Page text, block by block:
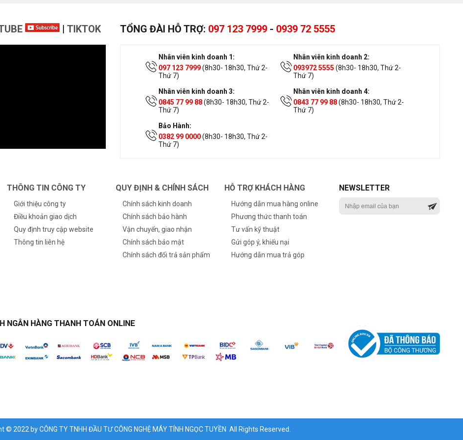
| TIKTOK TỔNG ĐÀI HỖ TRỢ: 097 123 7999 - 0939 72 5555
Nhân viên kinh doanh 1:
097 123 7999(8h30- 18h30, Thứ 2-
Thứ 7)
Nhân viên kinh doanh 2:
093972 5555 (8h30- 18h30, Thứ 2-
Thứ 7)
Nhân viên kinh doanh 3:
0845 77 99 88(8h30- 18h30, Thứ 2-
Thứ 7)
Nhân viên kinh doanh 4:
0843 77 99 88(8h30- 18h30, Thứ 2-
Thứ 7)
Bảo Hành:
0382 99 0000(8h30- 18h30, Thứ 2-
Thứ 7)
THÔNG TIN CÔNG TY
Giới thiệu công ty
Điều khoản giao dịch
Quy định truy cập website
Thông tin liên hệ
QUY ĐỊNH & CHÍNH SÁCH
Chính sách kinh doanh
Chính sách bảo hành
Vận chuyển, giao nhận
Chính sách bảo mật
Chính sách đổi trả sản phẩm
HỖ TRỢ KHÁCH HÀNG
Hướng dẫn mua hàng online
Phương thức thanh toán
Tư vấn kỹ thuật
Gửi góp ý, khiếu nại
Hướng dẫn mua trả góp
NEWSLETTER
NGÂN HÀNG THANH TOÁN ONLINE
© 2022 by CÔNG TY TNHH ĐẦU TƯ CÔNG NGHỆ MÁY TÍNH NGỌC TUYỀN All Rights Reserved.